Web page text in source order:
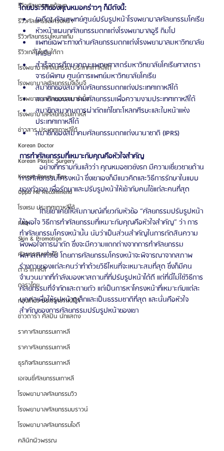
รีวิวศัลยกรรมแก้จมูก
รีวิวศัลยกรรมโครงหน้า
รีวิวศัลยกรรมโหนกแก้ม
รีวิวเกลี่ยไขมันใต้ตา
โรงพยาบาลศัลยกรรม ประเทศเกาหลีใต้
โรงพยาบาลศัลยกรรมจีเอ็นจี
โรงพยาบาลศัลยกรรมมาร์เบิ้ล
โรงพยาบาลศัลยกรรมเกาหลี
ข่าวสาร ประเทศเกาหลีใต้
Korean Doctor
Korean Plastic Surgery
Korean Beauty Tips
Oppa Me Recommend
โรงแรม ประเทศเกาหลีใต้
FAQ
Skin & Promotion
ศัลยกรรมเกาหลี
ดาราเกาหลี
ดาราไทย
ท่องเที่ยว ประเทศเกาหลีใต้
ข่าวดารา ศิลปิน นักแสดง
ราคาศัลยกรรมเกาหลี
ราคาศัลยกรรมเกาหลี
ธุรกิจศัลยกรรมเกาหลี
เอเจนซี่ศัลยกรรมเกาหลี
โรงพยาบาลศัลยกรรมวิว
โรงพยาบาลศัลยกรรมบราวน์
โรงพยาบาลศัลยกรรมไอดี
คลินิกผิวพรรณ
โดยประวัติของคุณหมอคร่าวๆ ก็มีดังนี้:
(อดีต) ศัลยแพทย์ศูนย์ปรับรูปหน้าโรงพยาบาลศัลยกรรมโคเรีย
หัวหน้าแผนกศัลยกรรมตกแต่งโรงพยาบาลอูรี กิมโป
แพทย์เฉพาะทางด้านศัลยกรรมตกแต่งโรงพยาบาลมหาวิทยาลัย
โคเรีย
สำเร็จการศึกษาคณะแพทยศาสตร์มหาวิทยาลัยโคเรียศาสตรา
จารย์พิเศษ ศูนย์การแพทย์มหาวิทยาลัยโคเรีย
สมาชิกของสมาคมศัลยกรรมตกแต่งประเทศเกาหลีใต้
สมาชิกของสมาคมศัลยกรรมเพื่อความงามประเทศเกาหลีใต้
สมาชิกสมาคมการผ่าตัดแก้ไขกะโหลกศีรษะและใบหน้าแห่ง
ประเทศเกาหลีใต้
สมาชิกของสมาคมศัลยกรรมตกแต่งนานาชาติ (IPRS)
การทำศัลยกรรมที่เหมาะกับคุณคือหัวใจสำคัญ
	อย่างที่ทราบกันแล้วว่า คุณหมอชเวซังรก มีความเชี่ยวชายด้าน
การศัลยกรรมโครงหน้า ซึ่งเขาเองก็มีแนวคิดและวิธีการรักษาในแบบ
ของตัวเอง เพื่อรักษาและปรับรูปหน้าให้เข้ากับคนไข้แต่ละคนที่สุด
	โดยเขาเคยให้สัมภาษณ์เกี่ยวกับหัวข้อ “ศัลยกรรมปรับรูปหน้า
ให้พอใจ วิธีการทำศัลยกรรมที่เหมาะกับคุณคือหัวใจสำคัญ” ว่า การ
ทำศัลยกรรมโครงหน้านั้น นับว่าเป็นส่วนสำคัญในการตัดสินความ
พึงพอใจการผ่าตัด ซึ่งจะมีความแตกต่างจากการทำศัลยกรรม
พลาสติกทั่วไป โดยการศัลยกรรมโครงหน้าจะพิจารณาจากสภาพ
ร่างกายของแต่ละคนว่าทำด้วยวิธีไหนที่จะเหมาะสมที่สุด ซึ่งก็มีคน
จำนวนมากที่กำลังมองหาสถานที่ที่ปรับรูปหน้าได้ดี แต่ที่นี่ไม่ใช่วิธีการ
ศัลยกรรมที่จำกัดและตายตัว แต่เป็นการหาโครงหน้าที่เหมาะกับแต่ละ
บุคคลเพื่อให้รูปหน้าดูเล็กและเป็นธรรมชาติที่สุด และนั่นคือหัวใจ
สำคัญของการศัลยกรรมปรับรูปหน้าของเขา